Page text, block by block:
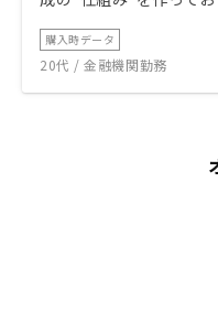
購入時データ
20代 / 金融機関勤務